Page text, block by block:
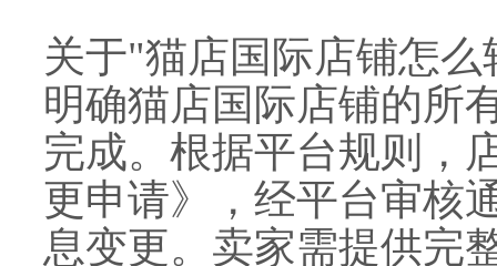
关于"猫店国际店铺怎
明确猫店国际店铺的所
完成。根据平台规则，
更申请》，经平台审核
息变更。卖家需提供完